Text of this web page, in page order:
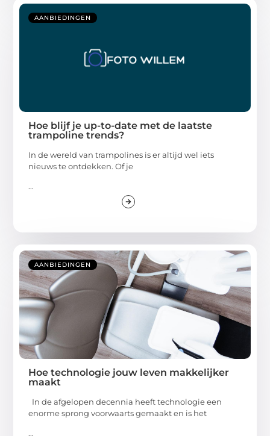
AANBIEDINGEN
Hoe blijf je up-to-date met de laatste
trampoline trends?
In de wereld van trampolines is er altijd wel iets
nieuws te ontdekken. Of je
...
AANBIEDINGEN
Hoe technologie jouw leven makkelijker
maakt
In de afgelopen decennia heeft technologie een
enorme sprong voorwaarts gemaakt en is het
...